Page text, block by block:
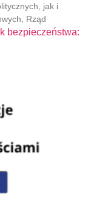
jak i
Rząd
bezpieczeństwa: